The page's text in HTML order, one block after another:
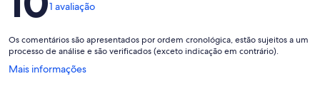
1 avaliação
Os comentários são apresentados por ordem cronológica, estão sujeitos a um
processo de análise e são verificados (exceto indicação em contrário).
Mais informações
Abre